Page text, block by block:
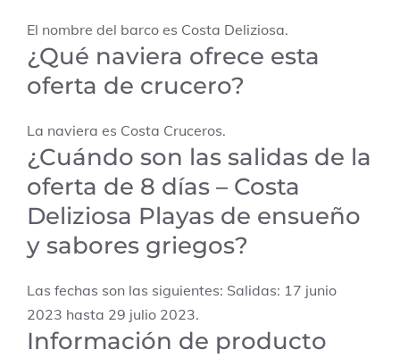
El nombre del barco es Costa Deliziosa.
¿Qué naviera ofrece esta
oferta de crucero?
La naviera es Costa Cruceros.
¿Cuándo son las salidas de la
oferta de 8 días – Costa
Deliziosa Playas de ensueño
y sabores griegos?
Las fechas son las siguientes: Salidas: 17 junio
2023 hasta 29 julio 2023.
Información de producto